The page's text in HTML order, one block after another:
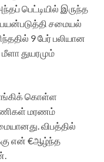
பெட்டியில் இருந்த
சமையல்
9 பேர் பலியான
மீளா துயரமும்
கொள்ள
மரணம்
விபத்தில்
என் €ஆழ்ந்த